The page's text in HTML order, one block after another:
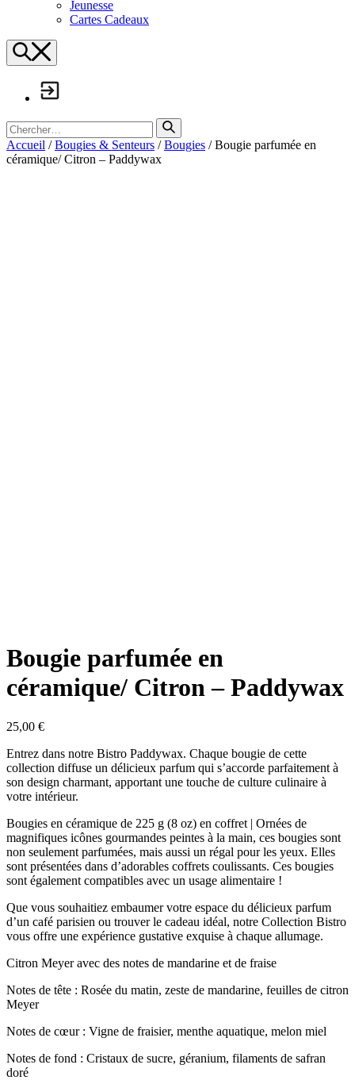
Jeunesse
Cartes Cadeaux
Search
Search
for
Accueil /Bougies & Senteurs /Bougies / Bougie parfumée en
céramique/ Citron – Paddywax
Bougie parfumée en
céramique/ Citron – Paddywax
25,00 €
Entrez dans notre Bistro Paddywax. Chaque bougie de cette
collection diffuse un délicieux parfum qui s’accorde parfaitement à
son design charmant, apportant une touche de culture culinaire à
votre intérieur.
Bougies en céramique de 225 g (8 oz) en coffret | Ornées de
magnifiques icônes gourmandes peintes à la main, ces bougies sont
non seulement parfumées, mais aussi un régal pour les yeux. Elles
sont présentées dans d’adorables coffrets coulissants. Ces bougies
sont également compatibles avec un usage alimentaire !
Que vous souhaitiez embaumer votre espace du délicieux parfum
d’un café parisien ou trouver le cadeau idéal, notre Collection Bistro
vous offre une expérience gustative exquise à chaque allumage.
Citron Meyer avec des notes de mandarine et de fraise
Notes de tête : Rosée du matin, zeste de mandarine, feuilles de citron
Meyer
Notes de cœur : Vigne de fraisier, menthe aquatique, melon miel
Notes de fond : Cristaux de sucre, géranium, filaments de safran
doré